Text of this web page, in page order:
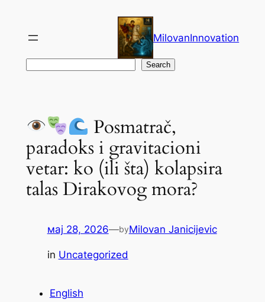
садржај
MilovanInnovation
Search
Posmatrač,
paradoks i gravitacioni
vetar: ko (ili šta) kolapsira
talas Dirakovog mora?
мај 28, 2026—byMilovan Janicijevic
in Uncategorized
English